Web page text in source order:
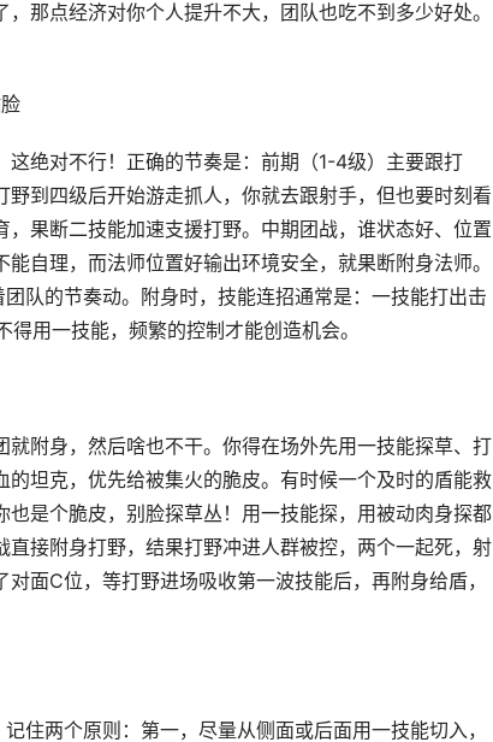
那点经济对你个人提升不大，团队也吃不到多少好处。
绝对不行！正确的节奏是：前期（1-4级）主要跟打
到四级后开始游走抓人，你就去跟射手，但也要时刻看
果断二技能加速支援打野。中期团战，谁状态好、位置
自理，而法师位置好输出环境安全，就果断附身法师。
队的节奏动。附身时，技能连招通常是：一技能打出击
用一技能，频繁的控制才能创造机会。
附身，然后啥也不干。你得在场外先用一技能探草、打
坦克，优先给被集火的脆皮。有时候一个及时的盾能救
是个脆皮，别脸探草丛！用一技能探，用被动肉身探都
接附身打野，结果打野冲进人群被控，两个一起死，射
面C位，等打野进场吸收第一波技能后，再附身给盾，
住两个原则：第一，尽量从侧面或后面用一技能切入，